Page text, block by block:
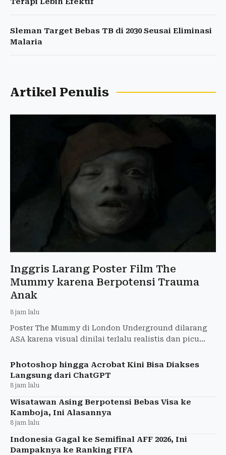
Sleman Target Bebas TB di 2030 Seusai Eliminasi
Malaria
Artikel Penulis
Inggris Larang Poster Film The
Mummy karena Berpotensi Trauma
Anak
8 jam lalu
Poster The Mummy di London Underground dilarang
ASA karena visual dinilai terlalu realistis dan picu
tarik iklan
Photoshop hingga Acrobat Kini Bisa Diakses
Langsung dari ChatGPT
8 jam lalu
Wisatawan Asing Berpotensi Bebas Visa ke
Kamboja, Ini Alasannya
8 jam lalu
Indonesia Gagal ke Semifinal AFF 2026, Ini
Dampaknya ke Ranking FIFA